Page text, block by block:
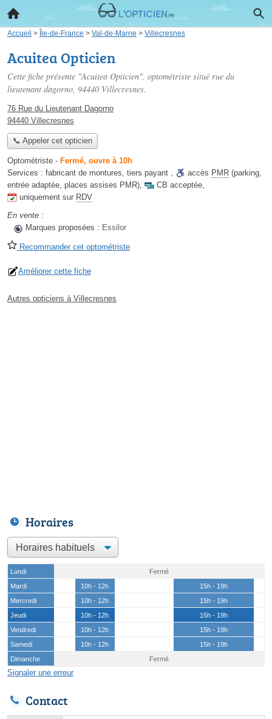
Accueil > Île-de-France > Val-de-Marne > Villecresnes
Acuitea Opticien
Cette fiche présente "Acuitea Opticien", optométriste situé rue du
lieutenant dagorno, 94440 Villecresnes.
76 Rue du Lieutenant Dagorno
94440 Villecresnes
📞 Appeler cet opticien
Optométriste - Fermé, ouvre à 10h
Services : fabricant de montures, tiers payant , accès PMR (parking,
entrée adaptée, places assises PMR), CB acceptée,
uniquement sur RDV
En vente :
Marques proposées : Essilor
Recommander cet optométriste
Améliorer cette fiche
Autres opticiens à Villecresnes
Horaires
Lundi
Fermé
Mardi
10h - 12h
15h - 19h
Mercredi
10h - 12h
15h - 19h
Jeudi
10h - 12h
15h - 19h
Vendredi
10h - 12h
15h - 19h
Samedi
10h - 12h
15h - 19h
Dimanche
Fermé
Signaler une erreur
Contact